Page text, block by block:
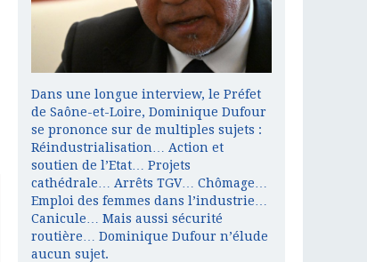
Dans une longue interview, le Préfet
de Saône-et-Loire, Dominique Dufour
se prononce sur de multiples sujets :
Réindustrialisation… Action et
soutien de l’Etat… Projets
cathédrale… Arrêts TGV… Chômage…
Emploi des femmes dans l’industrie…
Canicule… Mais aussi sécurité
routière… Dominique Dufour n’élude
aucun sujet.